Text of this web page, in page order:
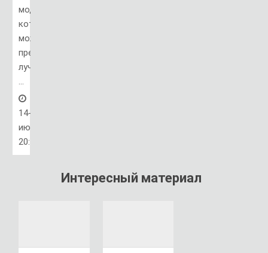
модель,
которая
может
предложить
лучшее
...
14-
июл,
20:44
Интересный материал